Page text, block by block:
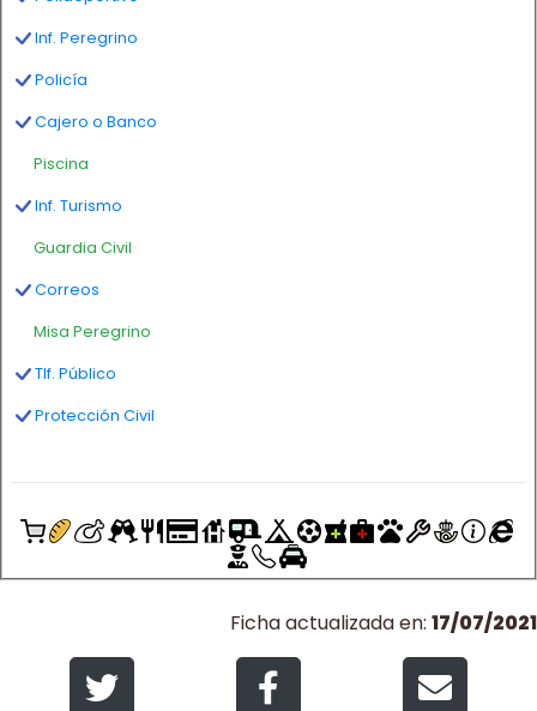
Inf. Peregrino
Policía
Cajero o Banco
Piscina
Inf. Turismo
Guardia Civil
Correos
Misa Peregrino
Tlf. Público
Protección Civil
Ficha actualizada en: 17/07/2021